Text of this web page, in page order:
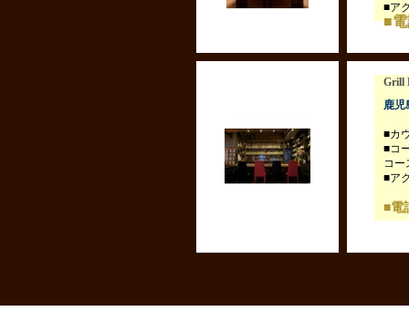
■ア
■電
Grill
鹿児
■カ
■コ
コー
■ア
■電